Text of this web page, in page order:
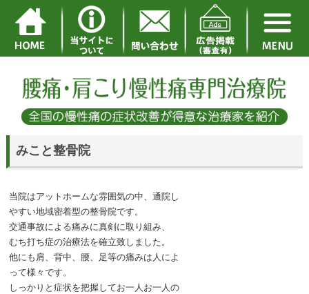
みこと整骨院
当院はアットホームな雰囲気の中、通院し
やすい地域密着型の整骨院です。
交通事故による痛みに真剣に取り組み、
むち打ち症の治療法を確立致しました。
他にも肩、背中、腰、足等の痛みは人によ
って様々です。
しっかりと症状を把握してお一人お一人の